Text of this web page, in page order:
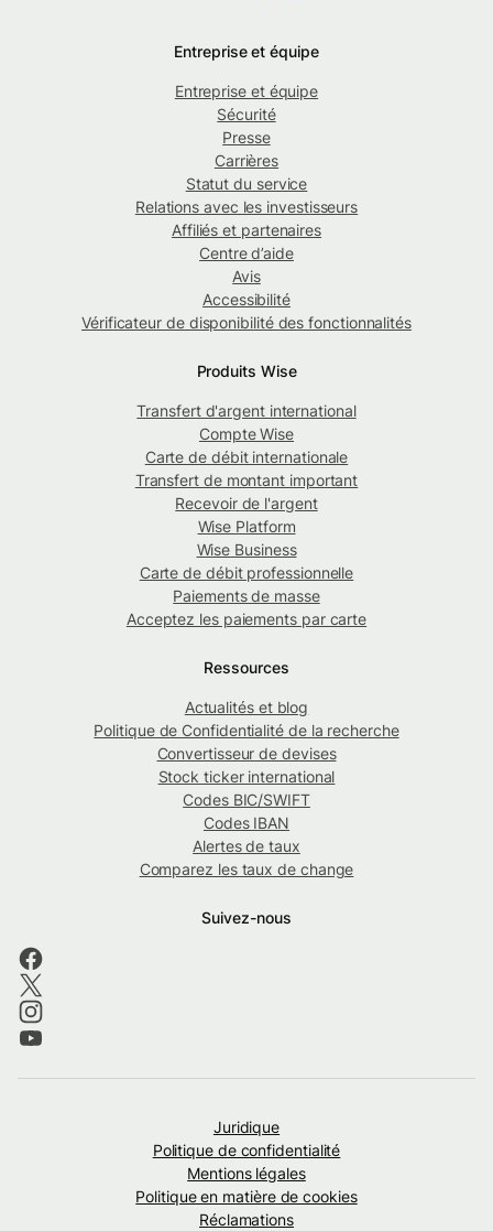
Entreprise et équipe
Entreprise et équipe
Sécurité
Presse
Carrières
Statut du service
Relations avec les investisseurs
Affiliés et partenaires
Centre d’aide
Avis
Accessibilité
Vérificateur de disponibilité des fonctionnalités
Produits Wise
Transfert d'argent international
Compte Wise
Carte de débit internationale
Transfert de montant important
Recevoir de l'argent
Wise Platform
Wise Business
Carte de débit professionnelle
Paiements de masse
Acceptez les paiements par carte
Ressources
Actualités et blog
Politique de Confidentialité de la recherche
Convertisseur de devises
Stock ticker international
Codes BIC/SWIFT
Codes IBAN
Alertes de taux
Comparez les taux de change
Suivez-nous
Juridique
Politique de confidentialité
Mentions légales
Politique en matière de cookies
Réclamations